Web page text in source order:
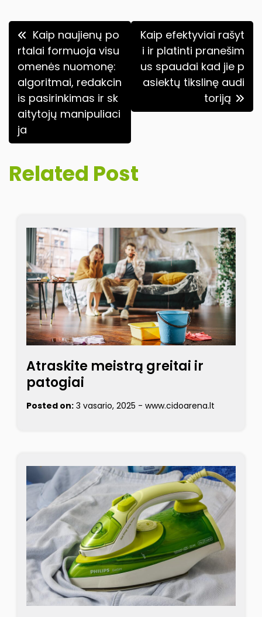
Navigacija
tarp
įrašų
Kaip naujienų po
rtalai formuoja visu
omenės nuomonę:
algoritmai, redakcin
is pasirinkimas ir sk
aitytojų manipuliaci
ja
Kaip efektyviai rašyt
i ir platinti pranešim
us spaudai kad jie p
asiektų tikslinę audi
toriją
Related Post
Atraskite meistrą greitai ir
patogiai
Posted on: 3 vasario, 2025 - www.cidoarena.lt